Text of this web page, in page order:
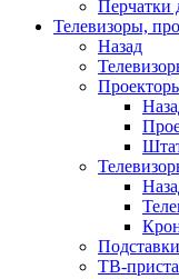
Перчатки
Телевизоры,
Назад
Подставки
ТВ-